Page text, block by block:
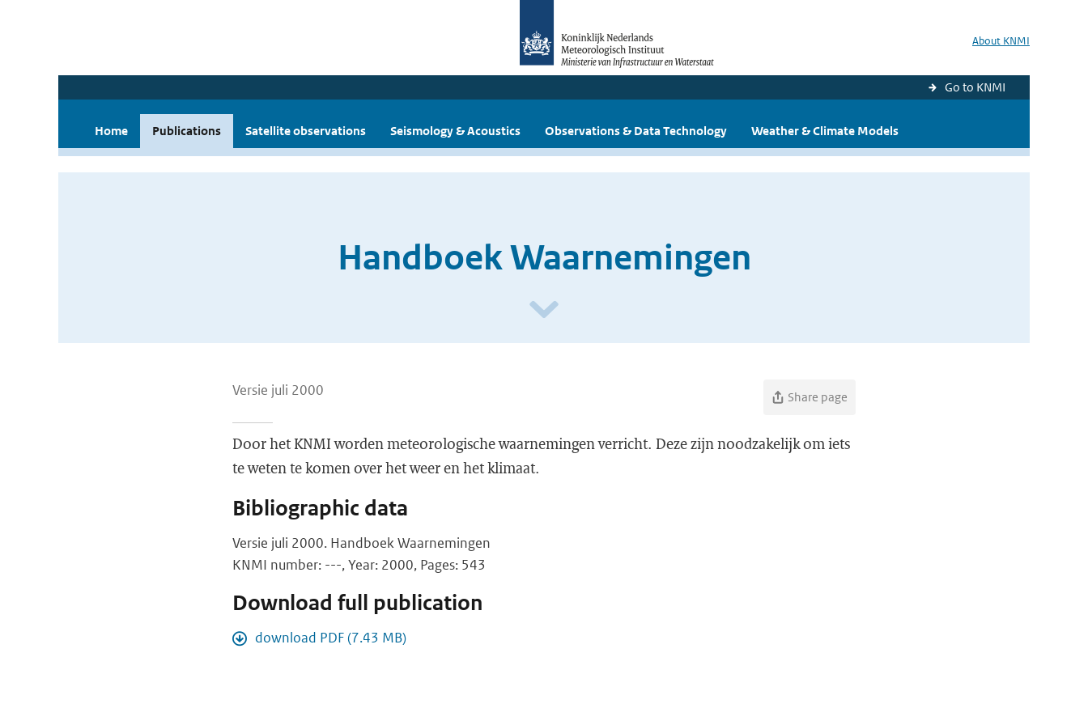
About KNMI
Go to KNMI
Home Publications Satellite observations Seismology & Acoustics Observations & Data Technology Weather & Climate Models
Handboek Waarnemingen
Versie juli 2000 Share page
Door het KNMI worden meteorologische waarnemingen verricht. Deze zijn noodzakelijk om iets
te weten te komen over het weer en het klimaat.
Bibliographic data
Versie juli 2000. Handboek Waarnemingen
KNMI number: ---, Year: 2000, Pages: 543
Download full publication
download PDF (7.43 MB)